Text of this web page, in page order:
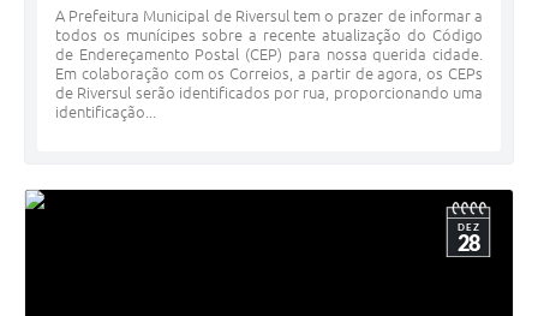
A Prefeitura Municipal de Riversul tem o prazer de informar a
todos os munícipes sobre a recente atualização do Código
de Endereçamento Postal (CEP) para nossa querida cidade.
Em colaboração com os Correios, a partir de agora, os CEPs
de Riversul serão identificados por rua, proporcionando uma
identificação...
DEZ
28